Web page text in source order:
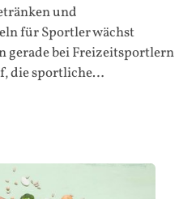
und
für Sportler wächst
gerade bei Freizeitsportlern
die sportliche…